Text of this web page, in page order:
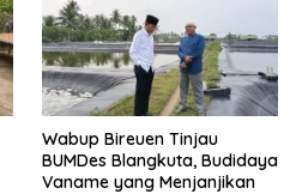
Wabup Bireuen Tinjau
BUMDes Blangkuta, Budidaya
Vaname yang Menjanjikan